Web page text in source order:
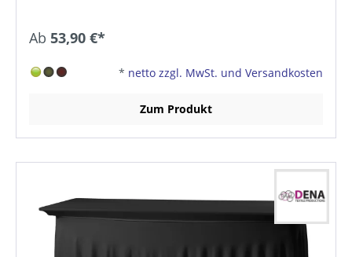
Ab 53,90 €*
* netto zzgl. MwSt. und Versandkosten
Zum Produkt